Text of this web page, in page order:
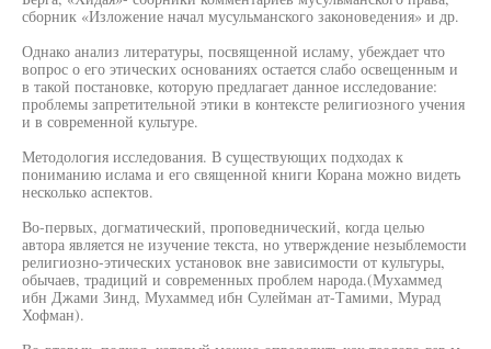
сборник «Изложение начал мусульманского законоведения» и др.
Однако анализ литературы, посвященной исламу, убеждает что
вопрос о его этических основаниях остается слабо освещенным и
в такой постановке, которую предлагает данное исследование:
проблемы запретительной этики в контексте религиозного учения
и в современной культуре.
Методология исследования. В существующих подходах к
пониманию ислама и его священной книги Корана можно видеть
несколько аспектов.
Во-первых, догматический, проповеднический, когда целью
автора является не изучение текста, но утверждение незыблемости
религиозно-этических установок вне зависимости от культуры,
обычаев, традиций и современных проблем народа.(Мухаммед
ибн Джами Зинд, Мухаммед ибн Сулейман ат-Тамими, Мурад
Хофман).